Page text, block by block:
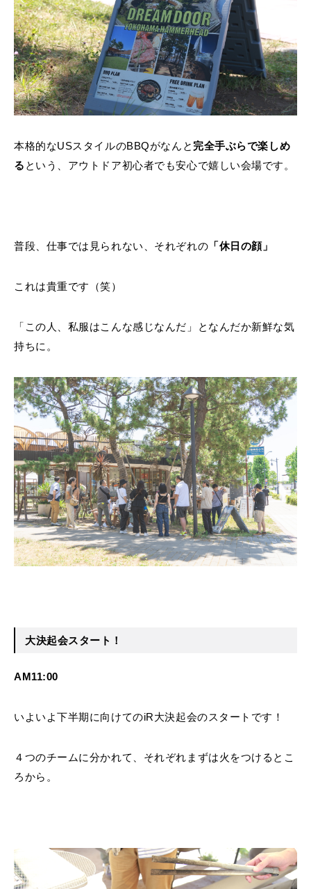
本格的なUSスタイルのBBQがなんと 完全手ぶらで楽しめ
る という、アウトドア初心者でも安心で嬉しい会場です。
普段、仕事では見られない、それぞれの 「休日の顔」
これは貴重です（笑）
「この人、私服はこんな感じなんだ」となんだか新鮮な気
持ちに。
大決起会スタート！
AM11:00
いよいよ下半期に向けてのiR大決起会のスタートです！
４つのチームに分かれて、それぞれまずは火をつけるとこ
ろから。